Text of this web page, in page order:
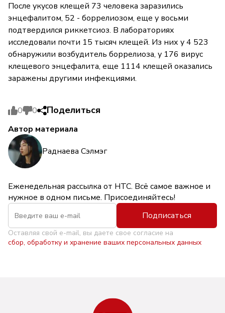
После укусов клещей 73 человека заразились
энцефалитом, 52 - боррелиозом, еще у восьми
подтвердился риккетсиоз. В лабораториях
исследовали почти 15 тысяч клещей. Из них у 4 523
обнаружили возбудитель боррелиоза, у 176 вирус
клещевого энцефалита, еще 1114 клещей оказались
заражены другими инфекциями.
0 0 Поделиться
Автор материала
Раднаева Сэлмэг
Еженедельная рассылка от НТС. Всё самое важное и
нужное в одном письме. Присоединяйтесь!
Подписаться
Оставляя свой e-mail, вы даете свое согласие на
сбор, обработку и хранение ваших персональных данных